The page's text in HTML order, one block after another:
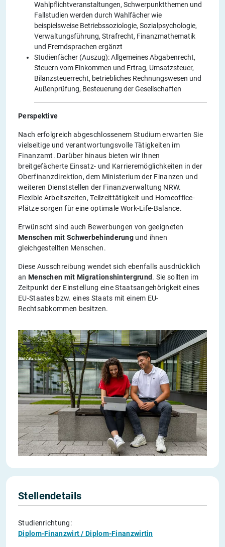
Wahlpflichtveranstaltungen, Schwerpunktthemen und
Fallstudien werden durch Wahlfächer wie
beispielsweise Betriebssoziologie, Sozialpsychologie,
Verwaltungsführung, Strafrecht, Finanzmathematik
und Fremdsprachen ergänzt
Studienfächer (Auszug): Allgemeines Abgabenrecht,
Steuern vom Einkommen und Ertrag, Umsatzsteuer,
Bilanzsteuerrecht, betriebliches Rechnungswesen und
Außenprüfung, Besteuerung der Gesellschaften
Perspektive
Nach erfolgreich abgeschlossenem Studium erwarten Sie
vielseitige und verantwortungsvolle Tätigkeiten im
Finanzamt. Darüber hinaus bieten wir Ihnen
breitgefächerte Einsatz- und Karrieremöglichkeiten in der
Oberfinanzdirektion, dem Ministerium der Finanzen und
weiteren Dienststellen der Finanzverwaltung NRW.
Flexible Arbeitszeiten, Teilzeittätigkeit und Homeoffice-
Plätze sorgen für eine optimale Work-Life-Balance.
Erwünscht sind auch Bewerbungen von geeigneten
Menschen mit Schwerbehinderung und ihnen
gleichgestellten Menschen.
Diese Ausschreibung wendet sich ebenfalls ausdrücklich
an Menschen mit Migrationshintergrund. Sie sollten im
Zeitpunkt der Einstellung eine Staatsangehörigkeit eines
EU-Staates bzw. eines Staats mit einem EU-
Rechtsabkommen besitzen.
Stellendetails
Studienrichtung:
Diplom-Finanzwirt / Diplom-Finanzwirtin